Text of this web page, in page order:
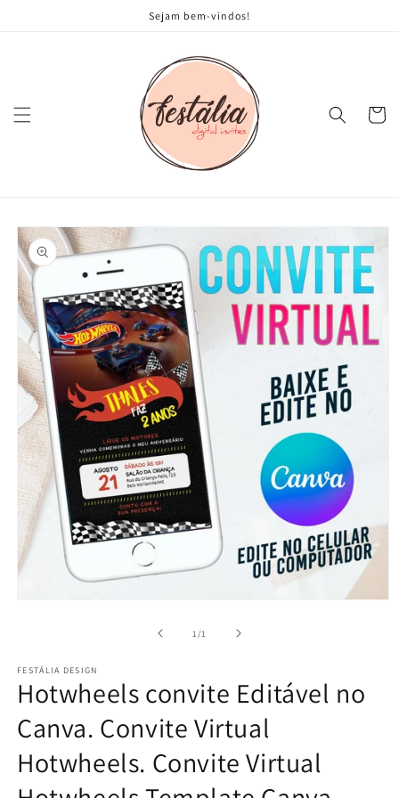
Sejam bem-vindos!
as
informações
do produto
modal
1 /de1
FESTÁLIA DESIGN
Hotwheels convite Editável no
Canva. Convite Virtual
Hotwheels. Convite Virtual